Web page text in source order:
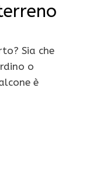
Sia che
o
è